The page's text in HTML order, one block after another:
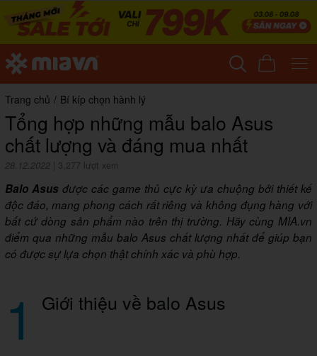
Trang chủ / Bí kíp chọn hành lý
Tổng hợp những mẫu balo Asus
chất lượng và đáng mua nhất
28.12.2022 3,277 lượt xem
Balo Asus được các game thủ cực kỳ ưa chuộng bởi thiết kế
độc đáo, mang phong cách rất riêng và không đụng hàng với
bất cứ dòng sản phẩm nào trên thị trường. Hãy cùng MIA.vn
điểm qua những mẫu balo Asus chất lượng nhất để giúp bạn
có được sự lựa chọn thật chính xác và phù hợp.
1 Giới thiệu về balo Asus